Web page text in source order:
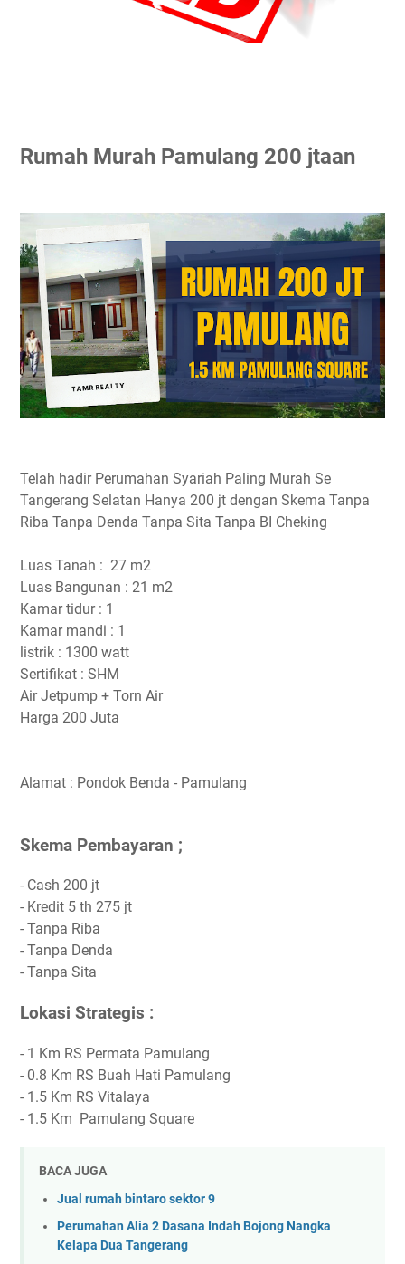
Rumah Murah Pamulang 200 jtaan
Telah hadir Perumahan Syariah Paling Murah Se
Tangerang Selatan Hanya 200 jt dengan Skema Tanpa
Riba Tanpa Denda Tanpa Sita Tanpa BI Cheking
Luas Tanah : 27 m2
Luas Bangunan : 21 m2
Kamar tidur : 1
Kamar mandi : 1
listrik : 1300 watt
Sertifikat : SHM
Air Jetpump + Torn Air
Harga 200 Juta
Alamat : Pondok Benda - Pamulang
Skema Pembayaran ;
- Cash 200 jt
- Kredit 5 th 275 jt
- Tanpa Riba
- Tanpa Denda
- Tanpa Sita
Lokasi Strategis :
- 1 Km RS Permata Pamulang
- 0.8 Km RS Buah Hati Pamulang
- 1.5 Km RS Vitalaya
- 1.5 Km Pamulang Square
BACA JUGA
Jual rumah bintaro sektor 9
Perumahan Alia 2 Dasana Indah Bojong Nangka
Kelapa Dua Tangerang